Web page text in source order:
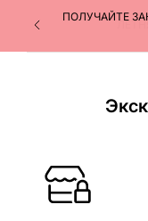
ПОЛУЧАЙТЕ